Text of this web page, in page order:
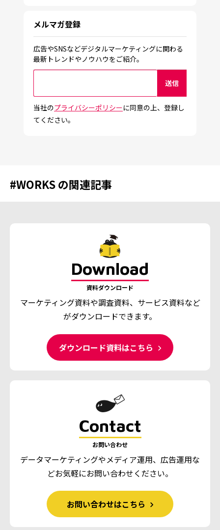
メルマガ登録
広告やSNSなどデジタルマーケティングに関わる
最新トレンドやノウハウをご紹介。
当社のプライバシーポリシーに同意の上、登録し
てください。
#WORKSの関連記事
Download
資料ダウンロード
マーケティング資料や調査資料、 サービス資料など
がダウンロードできます。
ダウンロード資料はこちら
Contact
お問い合わせ
データマーケティングやメディア運用、広告運用な
どお気軽にお問い合わせください。
お問い合わせはこちら